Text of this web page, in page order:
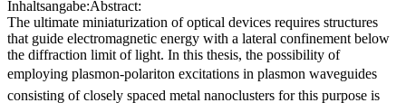
Inhaltsangabe:Abstract:
The ultimate miniaturization of optical devices requires structures
that guide electromagnetic energy with a lateral confinement below
the diffraction limit of light. In this thesis, the possibility of
employing plasmon-polariton excitations in plasmon waveguides